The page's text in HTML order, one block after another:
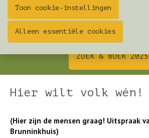
Als je opschiet kun je
aandoen. Tijd zat in
ZOEK & BOEK 2025
Hier wilt volk wén!
(Hier zijn de mensen graag! Uitspraak
Brunninkhuis)
Toon cookie-instellingen
Alleen essentiële cookies